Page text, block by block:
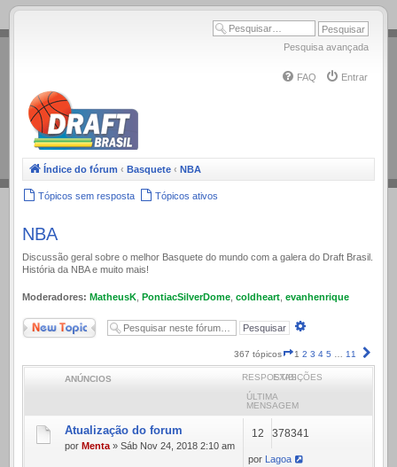
.
Pesquisa avançada
FAQ Entrar
Índice do fórum ‹ Basquete ‹ NBA
Tópicos sem resposta Tópicos ativos
NBA
Discussão geral sobre o melhor Basquete do mundo com a galera do Draft Brasil.
História da NBA e muito mais!
Moderadores: MatheusK PontiacSilverDome coldheart evanhenrique
Novo Tópico
367 tópicos Página
1
de
1 2 3 4 5 … 11
ANÚNCIOS RESPOSTASEXIBIÇÕES
ÚLTIMA
MENSAGEM
Atualização do forum
por Menta » Sáb Nov 24, 2018 2:10 am
12 378341
por
Lagoa